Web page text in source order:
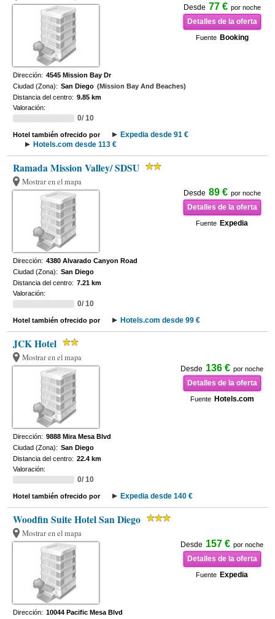
Desde 77 € por noche
Detalles de la oferta
Fuente Booking
Dirección: 4545 Mission Bay Dr
Ciudad (Zona): San Diego (Mission Bay And Beaches)
Distancia del centro: 9.85 km
Valoración:
0/ 10
Hotel también ofrecido por
Expedia desde 91 €
Hotels.com desde 113 €
Ramada Mission Valley/ SDSU
Mostrar en el mapa
Desde 89 € por noche
Detalles de la oferta
Fuente Expedia
Dirección: 4380 Alvarado Canyon Road
Ciudad (Zona): San Diego
Distancia del centro: 7.21 km
Valoración:
0/ 10
Hotel también ofrecido por Hotels.com desde 99 €
JCK Hotel
Mostrar en el mapa
Desde 136 € por noche
Detalles de la oferta
Fuente Hotels.com
Dirección: 9888 Mira Mesa Blvd
Ciudad (Zona): San Diego
Distancia del centro: 22.4 km
Valoración:
0/ 10
Hotel también ofrecido por Expedia desde 140 €
Woodfin Suite Hotel San Diego
Mostrar en el mapa
Desde 157 € por noche
Detalles de la oferta
Fuente Expedia
Dirección: 10044 Pacific Mesa Blvd